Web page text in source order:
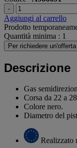
-
Aggiungi al carrello
Prodotto
Quantità minima : 1
Per richiedere un'offerta
Descrizione
Gas
Corsa da 22 a
Colore nero.
Diametro del
Realizzato